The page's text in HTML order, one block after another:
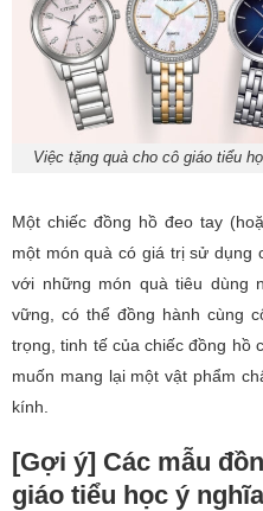
Việc tặng quà cho cô giáo tiểu
Một chiếc đồng hồ đeo tay
một món quà có giá trị sử dụng
với những món quà tiêu dùng
vững, có thể đồng hành cùng
trọng, tinh tế của chiếc đồng hồ
muốn mang lại một vật phẩm
kính.
[Gợi ý] Các mẫu
giáo tiểu học ý